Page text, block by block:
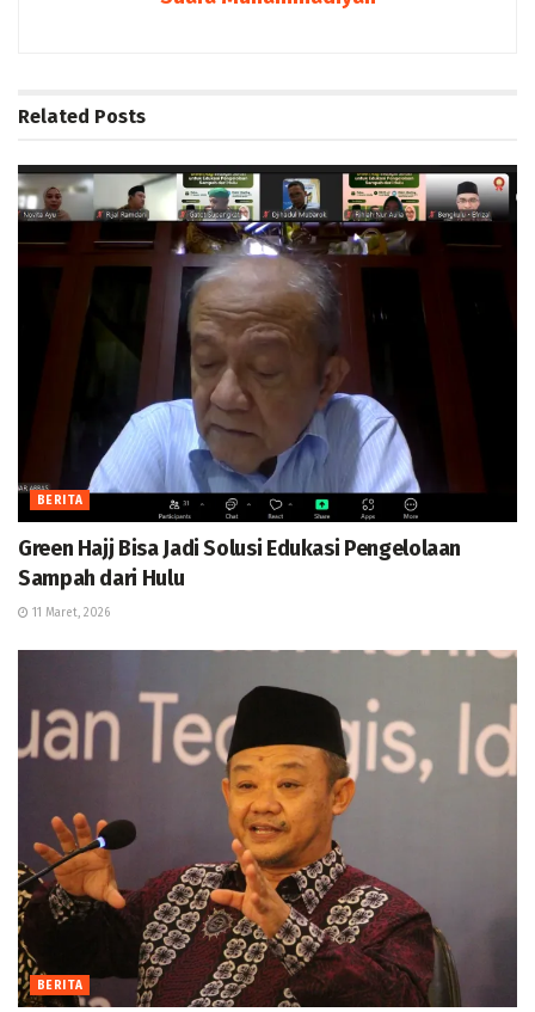
Related Posts
BERITA
Green Hajj Bisa Jadi Solusi Edukasi Pengelolaan
Sampah dari Hulu
11 Maret, 2026
BERITA